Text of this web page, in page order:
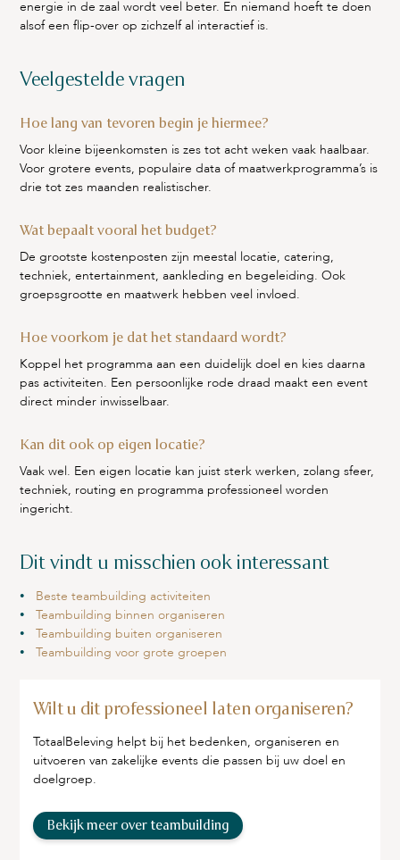
energie in de zaal wordt veel beter. En niemand hoeft te doen
alsof een flip-over op zichzelf al interactief is.
Veelgestelde vragen
Hoe lang van tevoren begin je hiermee?
Voor kleine bijeenkomsten is zes tot acht weken vaak haalbaar.
Voor grotere events, populaire data of maatwerkprogramma’s is
drie tot zes maanden realistischer.
Wat bepaalt vooral het budget?
De grootste kostenposten zijn meestal locatie, catering,
techniek, entertainment, aankleding en begeleiding. Ook
groepsgrootte en maatwerk hebben veel invloed.
Hoe voorkom je dat het standaard wordt?
Koppel het programma aan een duidelijk doel en kies daarna
pas activiteiten. Een persoonlijke rode draad maakt een event
direct minder inwisselbaar.
Kan dit ook op eigen locatie?
Vaak wel. Een eigen locatie kan juist sterk werken, zolang sfeer,
techniek, routing en programma professioneel worden
ingericht.
Dit vindt u misschien ook interessant
Beste teambuilding activiteiten
Teambuilding binnen organiseren
Teambuilding buiten organiseren
Teambuilding voor grote groepen
Wilt u dit professioneel laten organiseren?
TotaalBeleving helpt bij het bedenken, organiseren en
uitvoeren van zakelijke events die passen bij uw doel en
doelgroep.
Bekijk meer over teambuilding